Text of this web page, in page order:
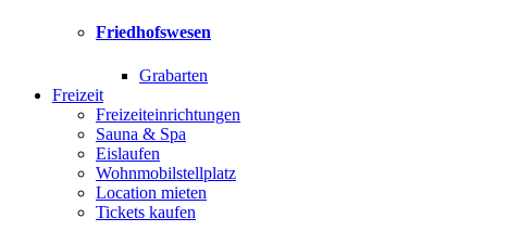
Friedhofswesen
Grabarten
Freizeit
Freizeiteinrichtungen
Sauna & Spa
Eislaufen
Wohnmobilstellplatz
Location mieten
Tickets kaufen